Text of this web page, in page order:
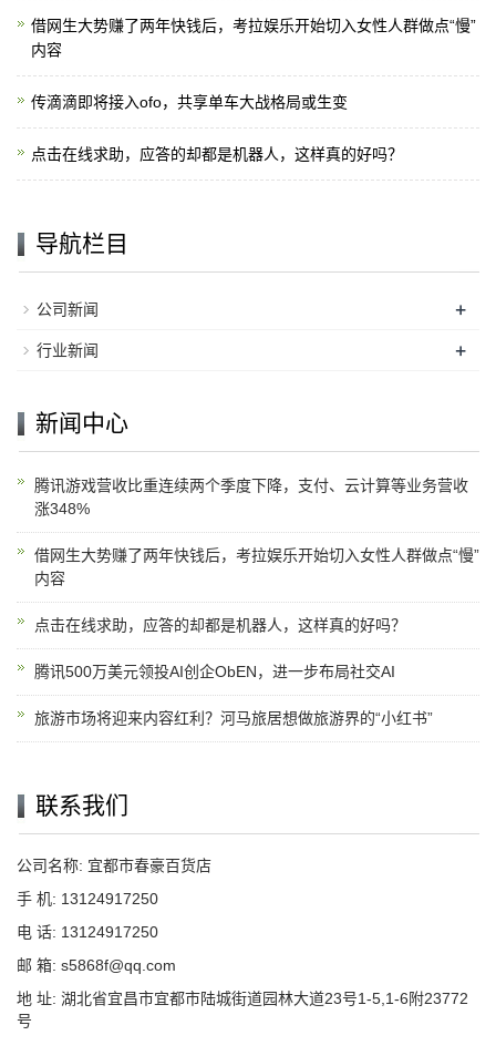
借网生大势赚了两年快钱后，考拉娱乐开始切入女性人群做点“慢”
内容
传滴滴即将接入ofo，共享单车大战格局或生变
点击在线求助，应答的却都是机器人，这样真的好吗？
导航栏目
公司新闻 +
行业新闻 +
新闻中心
腾讯游戏营收比重连续两个季度下降，支付、云计算等业务营收
涨348%
借网生大势赚了两年快钱后，考拉娱乐开始切入女性人群做点“慢”
内容
点击在线求助，应答的却都是机器人，这样真的好吗？
腾讯500万美元领投AI创企ObEN，进一步布局社交AI
旅游市场将迎来内容红利？河马旅居想做旅游界的“小红书”
联系我们
公司名称: 宜都市春豪百货店
手 机: 13124917250
电 话: 13124917250
邮 箱: s5868f@qq.com
地 址: 湖北省宜昌市宜都市陆城街道园林大道23号1-5,1-6附23772
号